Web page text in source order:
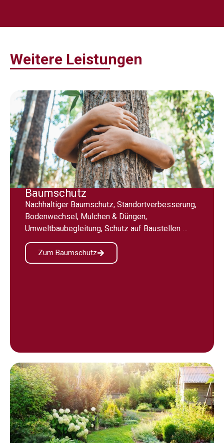
Weitere Leistungen
Baumschutz
Nachhaltiger Baumschutz, Standortverbesserung,
Bodenwechsel, Mulchen & Düngen,
Umweltbaubegleitung, Schutz auf Baustellen …
Zum Baumschutz